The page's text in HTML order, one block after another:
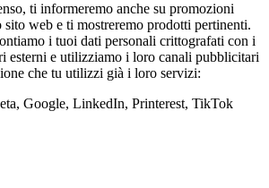
ti informeremo anche su promozioni
sito web e ti mostreremo prodotti pertinenti.
i tuoi dati personali crittografati con i
esterni e utilizziamo i loro canali pubblicitari
che tu utilizzi già i loro servizi:
Google, LinkedIn, Printerest, TikTok